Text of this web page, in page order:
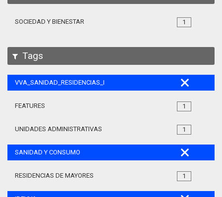
1
SOCIEDAD Y BIENESTAR
Tags
VVA_SANIDAD_RESIDENCIAS_MAYORES_105
1
FEATURES
1
UNIDADES ADMINISTRATIVAS
SANIDAD Y CONSUMO
1
RESIDENCIAS DE MAYORES